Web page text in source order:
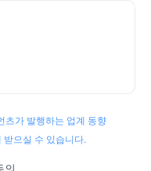
츠가 발행하는 업계 동향
받으실 수 있습니다.
의